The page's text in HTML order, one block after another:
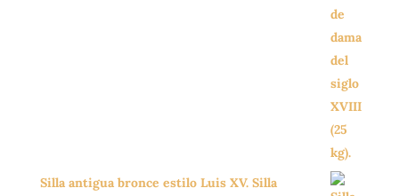
Silla antigua bronce estilo Luis XV. Silla